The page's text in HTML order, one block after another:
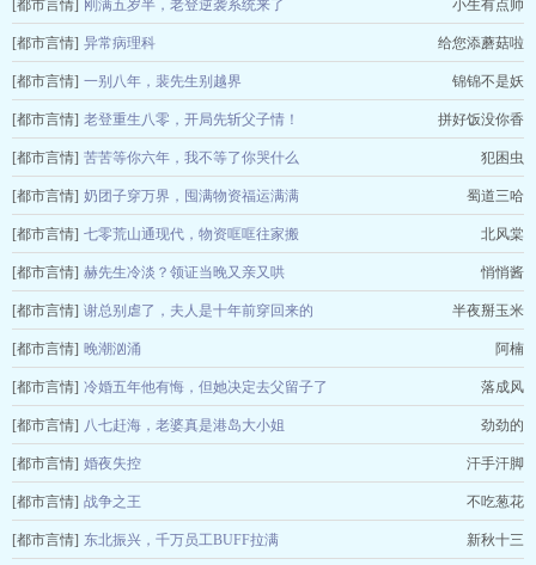
[都市言情] 刚满五岁半，老登逆袭系统来了 小生有点帅
[都市言情] 异常病理科 给您添蘑菇啦
[都市言情] 一别八年，裴先生别越界 锦锦不是妖
[都市言情] 老登重生八零，开局先斩父子情！ 拼好饭没你香
[都市言情] 苦苦等你六年，我不等了你哭什么 犯困虫
[都市言情] 奶团子穿万界，囤满物资福运满满 蜀道三哈
[都市言情] 七零荒山通现代，物资哐哐往家搬 北风棠
[都市言情] 赫先生冷淡？领证当晚又亲又哄 悄悄酱
[都市言情] 谢总别虐了，夫人是十年前穿回来的 半夜掰玉米
[都市言情] 晚潮汹涌 阿楠
[都市言情] 冷婚五年他有悔，但她决定去父留子了 落成风
[都市言情] 八七赶海，老婆真是港岛大小姐 劲劲的
[都市言情] 婚夜失控 汗手汗脚
[都市言情] 战争之王 不吃葱花
[都市言情] 东北振兴，千万员工BUFF拉满 新秋十三